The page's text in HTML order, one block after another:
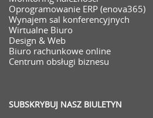
Oprogramowanie ERP (enova365)
Wynajem sal konferencyjnych
Wirtualne Biuro
Design & Web
Biuro rachunkowe online
Centrum obsługi biznesu
SUBSKRYBUJ NASZ BIULETYN